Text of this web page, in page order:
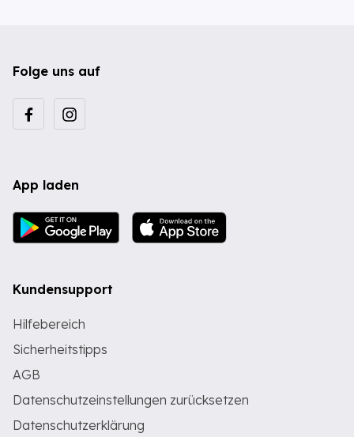
Folge uns auf
App laden
Kundensupport
Hilfebereich
Sicherheitstipps
AGB
Datenschutzeinstellungen zurücksetzen
Datenschutzerklärung